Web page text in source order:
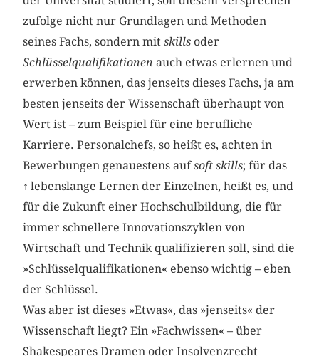
zufolge nicht nur Grundlagen und Methoden
seines Fachs, sondern mitskills oder
Schlüsselqualifikationenauch etwas erlernen und
erwerben können, das jenseits dieses Fachs, ja am
besten jenseits der Wissenschaft überhaupt von
Wert ist – zum Beispiel für eine berufliche
Karriere. Personalchefs, so heißt es, achten in
Bewerbungen genauestens aufsoft skills; für das
↑lebenslange Lernen der Einzelnen, heißt es, und
für die Zukunft einer Hochschulbildung, die für
immer schnellere Innovationszyklen von
Wirtschaft und Technik qualifizieren soll, sind die
»Schlüsselqualifikationen« ebenso wichtig – eben
der Schlüssel.
Was aber ist dieses »Etwas«, das »jenseits« der
Wissenschaft liegt? Ein »Fachwissen« – über
Shakespeares Dramen oder Insolvenzrecht